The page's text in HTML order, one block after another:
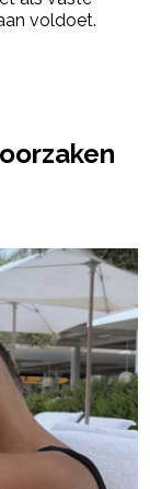
voldoet.